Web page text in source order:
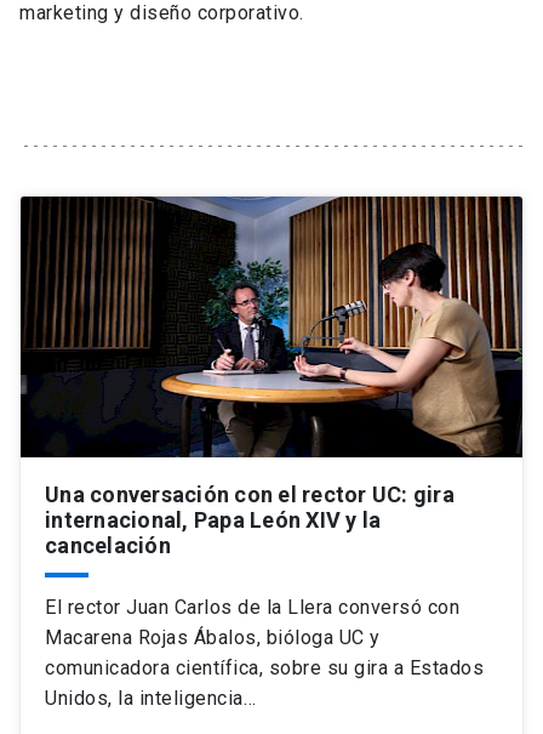
Información para keyboard_arrow_down
Futuros estudiantes
Estudiantes
Académicos
Alumni launch
Padres y familia
Vecinos launch
Go to english site launch
ACCESOS DIRECTOS
Admisión launch
Mi Cuenta UC launch
Correo UC launch
Mi Portal UC launch
Medios Biblioteca launch
Donaciones launch
marketing y diseño corporativo.
Una conversación con el rector UC: gira
internacional, Papa León XIV y la
cancelación
El rector Juan Carlos de la Llera conversó con
Macarena Rojas Ábalos, bióloga UC y
comunicadora científica, sobre su gira a Estados
Unidos, la inteligencia…